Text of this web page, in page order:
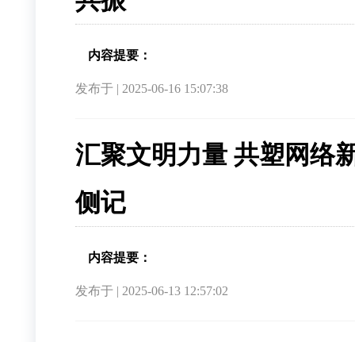
内容提要：
发布于 | 2025-06-16 15:07:38
汇聚文明力量 共塑网络
侧记
内容提要：
发布于 | 2025-06-13 12:57:02